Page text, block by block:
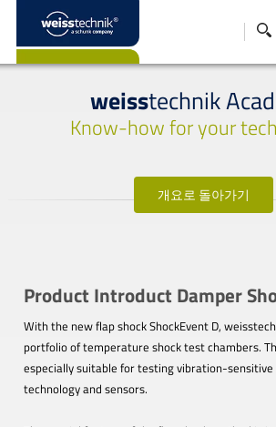
weisstechnik
Know-how for your
개요로 돌아가기
Product Introduct Damper
With the new flap shock ShockEvent D,
portfolio of temperature shock test chambers.
especially suitable for testing vibration-
technology and sensors.